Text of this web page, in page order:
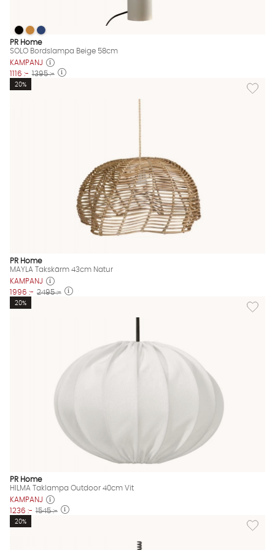
SOLO Bordslampa Beige 58cm Finns även i dessa färger:
SOLO Bordslampa Beige 58cm
SOLO Bordslampa Beige 58cm
SOLO Bordslampa Beige 58cm
PR Home
SOLO Bordslampa Beige 58cm
KAMPANJ
1116 :- 1395 :-
Lägg
20%
PR Home
MAYLA Takskärm 43cm Natur
KAMPANJ
1996 :- 2495 :-
Lägg
20%
PR Home
HILMA Taklampa Outdoor 40cm Vit
KAMPANJ
1236 :- 1545 :-
Lägg
20%